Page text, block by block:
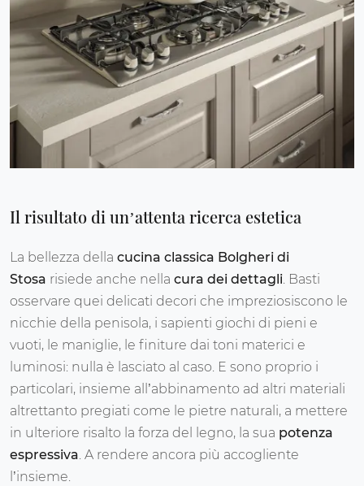
Il risultato di un’attenta ricerca estetica
La bellezza della cucina classica Bolgheri di
Stosa risiede anche nella cura dei dettagli. Basti
osservare quei delicati decori che impreziosiscono le
nicchie della penisola, i sapienti giochi di pieni e
vuoti, le maniglie, le finiture dai toni materici e
luminosi: nulla è lasciato al caso. E sono proprio i
particolari, insieme all’abbinamento ad altri materiali
altrettanto pregiati come le pietre naturali, a mettere
in ulteriore risalto la forza del legno, la sua potenza
espressiva. A rendere ancora più accogliente
l’insieme.